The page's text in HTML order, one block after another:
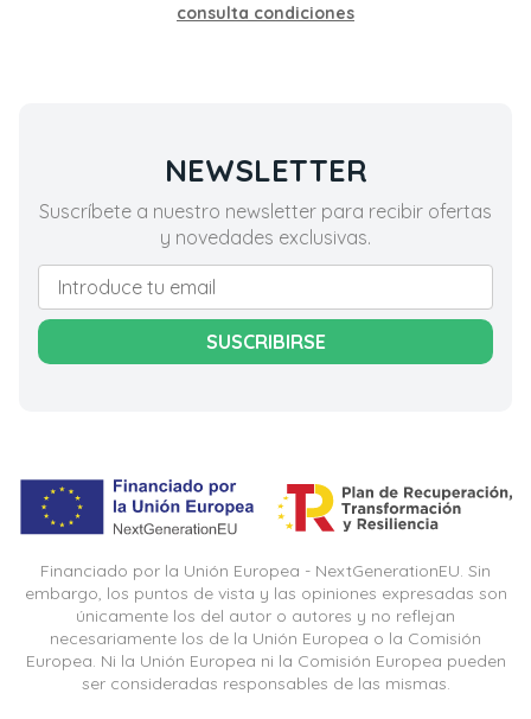
consulta condiciones
NEWSLETTER
Suscríbete a nuestro newsletter para recibir ofertas
y novedades exclusivas.
SUSCRIBIRSE
Financiado por la Unión Europea - NextGenerationEU. Sin
embargo, los puntos de vista y las opiniones expresadas son
únicamente los del autor o autores y no reflejan
necesariamente los de la Unión Europea o la Comisión
Europea. Ni la Unión Europea ni la Comisión Europea pueden
ser consideradas responsables de las mismas.